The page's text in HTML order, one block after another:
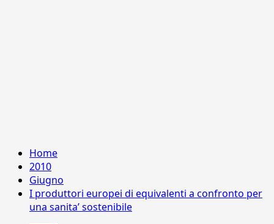
Home
2010
Giugno
I produttori europei di equivalenti a confronto per
una sanita’ sostenibile